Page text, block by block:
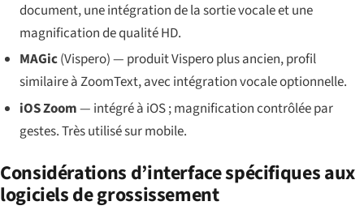
document, une intégration de la sortie vocale et une
magnification de qualité HD.
MAGic(Vispero) — produit Vispero plus ancien, profil
similaire à ZoomText, avec intégration vocale optionnelle.
iOS Zoom— intégré à iOS ; magnification contrôlée par
gestes. Très utilisé sur mobile.
Considérations d’interface spécifiques aux
logiciels de grossissement